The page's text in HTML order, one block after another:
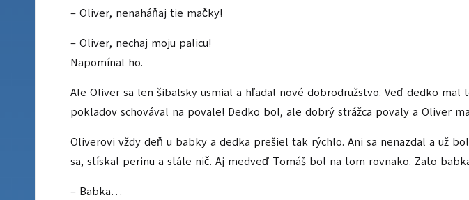
– Oliver, nenaháňaj tie mačky!
– Oliver, nechaj moju palicu!
Napomínal ho.
Ale Oliver sa len šibalsky usmial a hľadal nové dobrodružstvo. Veď dedko
pokladov schovával na povale! Dedko bol, ale dobrý strážca povaly a Oliver
Oliverovi vždy deň u babky a dedka prešiel tak rýchlo. Ani sa nenazdal a už
sa, stískal perinu a stále nič. Aj medveď Tomáš bol na tom rovnako. Zato
– Babka…